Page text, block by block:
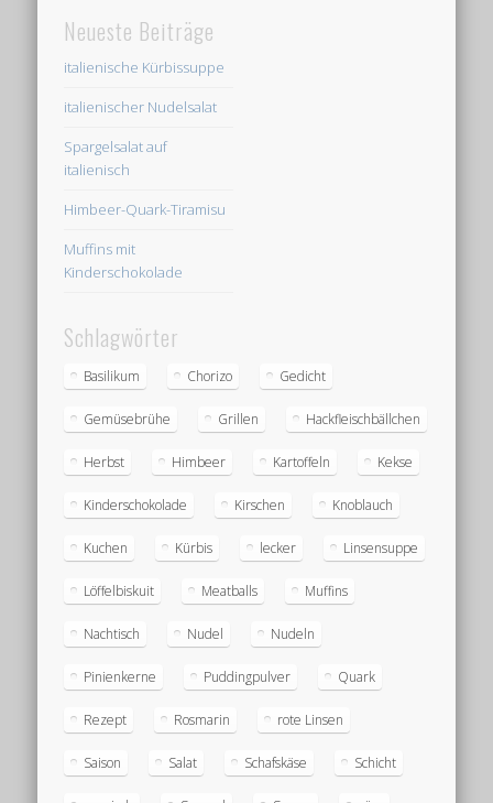
Neueste Beiträge
italienische Kürbissuppe
italienischer Nudelsalat
Spargelsalat auf
italienisch
Himbeer-Quark-Tiramisu
Muffins mit
Kinderschokolade
Schlagwörter
Basilikum Chorizo Gedicht
Gemüsebrühe Grillen Hackfleischbällchen
Herbst Himbeer Kartoffeln Kekse
Kinderschokolade Kirschen Knoblauch
Kuchen Kürbis lecker Linsensuppe
Löffelbiskuit Meatballs Muffins
Nachtisch Nudel Nudeln
Pinienkerne Puddingpulver Quark
Rezept Rosmarin rote Linsen
Saison Salat Schafskäse Schicht